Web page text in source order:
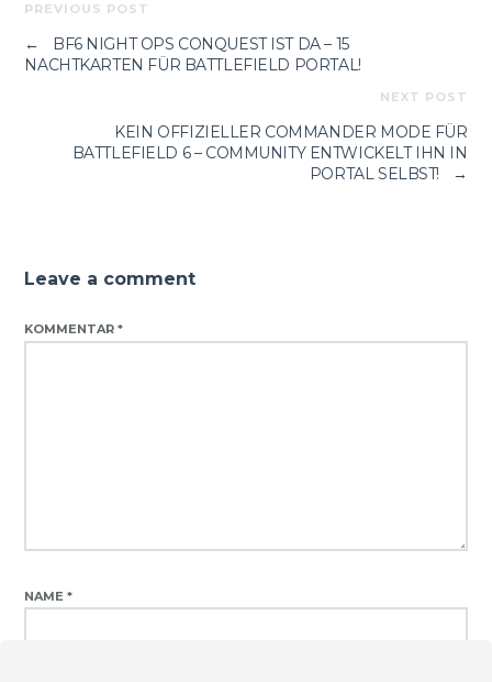
PREVIOUS POST
←
BF6 NIGHT OPS CONQUEST IST DA – 15
NACHTKARTEN FÜR BATTLEFIELD PORTAL!
NEXT POST
KEIN OFFIZIELLER COMMANDER MODE FÜR
BATTLEFIELD 6 – COMMUNITY ENTWICKELT IHN IN
PORTAL SELBST!
→
Leave a comment
KOMMENTAR*
NAME*